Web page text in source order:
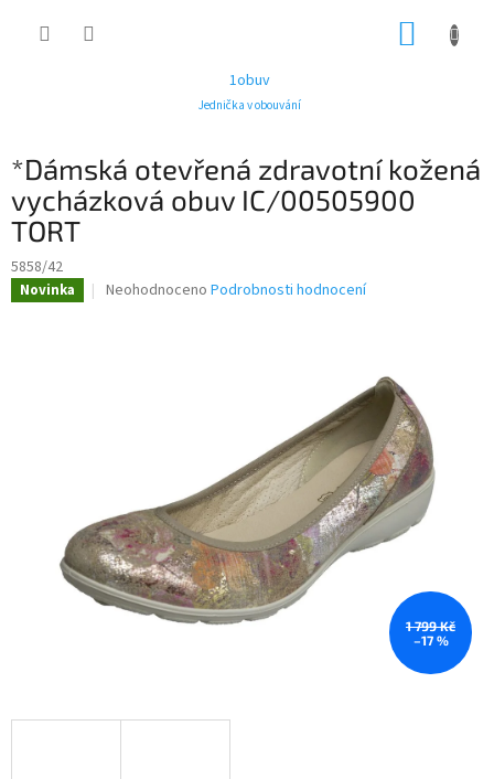
1obuv
Jednička v obouvání
*Dámská otevřená zdravotní kožená
vycházková obuv IC/00505900
TORT
5858/42
Novinka
Průměrné
Neohodnoceno Podrobnosti hodnocení
1 799 Kč
–17 %